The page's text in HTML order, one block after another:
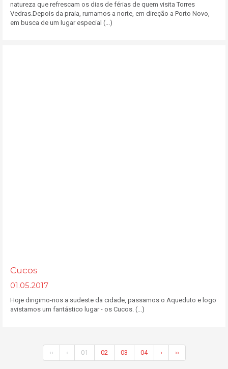
natureza que refrescam os dias de férias de quem visita Torres
Vedras.Depois da praia, rumamos a norte, em direção a Porto Novo,
em busca de um lugar especial (...)
Cucos
01.05.2017
Hoje dirigimo-nos a sudeste da cidade, passamos o Aqueduto e logo
avistamos um fantástico lugar - os Cucos. (...)
‹‹ ‹ 01 02 03 04 › ››